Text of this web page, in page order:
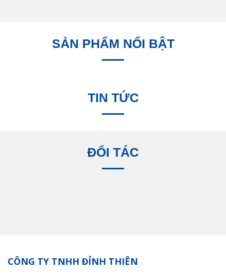
SẢN PHẨM NỔI BẬT
TIN TỨC
ĐỐI TÁC
CÔNG TY TNHH ĐỈNH THIÊN